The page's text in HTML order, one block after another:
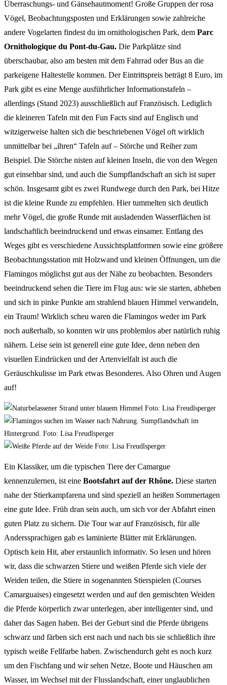
Überraschungs- und Gänsehautmoment! Große Gruppen der rosa
Vögel, Beobachtungsposten und Erklärungen sowie zahlreiche
andere Vogelarten findest du im ornithologischen Park, dem Parc
Ornithologique du Pont-du-Gau. Die Parkplätze sind
überschaubar, also am besten mit dem Fahrrad oder Bus an die
parkeigene Haltestelle kommen. Der Eintrittspreis beträgt 8 Euro, im
Park gibt es eine Menge ausführlicher Informationstafeln –
allerdings (Stand 2023) ausschließlich auf Französisch. Lediglich
die kleineren Tafeln mit den Fun Facts sind auf Englisch und
witzigerweise halten sich die beschriebenen Vögel oft wirklich
unmittelbar bei „ihren“ Tafeln auf – Störche und Reiher zum
Beispiel. Die Störche nisten auf kleinen Inseln, die von den Wegen
gut einsehbar sind, und auch die Sumpflandschaft an sich ist super
schön. Insgesamt gibt es zwei Rundwege durch den Park, bei Hitze
ist die kleine Runde zu empfehlen. Hier tummelten sich deutlich
mehr Vögel, die große Runde mit ausladenden Wasserflächen ist
landschaftlich beeindruckend und etwas einsamer. Entlang des
Weges gibt es verschiedene Aussichtsplattformen sowie eine größere
Beobachtungsstation mit Holzwand und kleinen Öffnungen, um die
Flamingos möglichst gut aus der Nähe zu beobachten. Besonders
beeindruckend sehen die Tiere im Flug aus: wie sie starten, abheben
und sich in pinke Punkte am strahlend blauen Himmel verwandeln,
ein Traum! Wirklich scheu waren die Flamingos weder im Park
noch außerhalb, so konnten wir uns problemlos aber natürlich ruhig
nähern. Leise sein ist generell eine gute Idee, denn neben den
visuellen Eindrücken und der Artenvielfalt ist auch die
Geräuschkulisse im Park etwas Besonderes. Also Ohren und Augen
auf!
Ein Klassiker, um die typischen Tiere der Camargue
kennenzulernen, ist eine Bootsfahrt auf der Rhône. Diese starten
nahe der Stierkampfarena und sind speziell an heißen Sommertagen
eine gute Idee. Früh dran sein auch, um sich vor der Abfahrt einen
guten Platz zu sichern. Die Tour war auf Französisch, für alle
Anderssprachigen gab es laminierte Blätter mit Erklärungen.
Optisch kein Hit, aber erstaunlich informativ. So lesen und hören
wir, dass die schwarzen Stiere und weißen Pferde sich viele der
Weiden teilen, die Stiere in sogenannten Stierspielen (Courses
Camarguaises) eingesetzt werden und auf den gemischten Weiden
die Pferde körperlich zwar unterlegen, aber intelligenter sind, und
daher das Sagen haben. Bei der Geburt sind die Pferde übrigens
schwarz und färben sich erst nach und nach bis sie schließlich ihre
typisch weiße Fellfarbe haben. Zwischendurch geht es noch kurz
um den Fischfang und wir sehen Netze, Boote und Häuschen am
Wasser, im Wechsel mit der Flusslandschaft, einer unglaublichen